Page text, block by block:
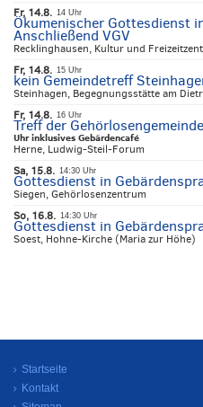
Fr, 14.8. 14 Uhr
Ökumenischer Gottesdienst
Anschließend VGV
Recklinghausen, Kultur und
Fr, 14.8. 15 Uhr
kein Gemeindetreff
Steinhagen, Begegnungsstätte am
Fr, 14.8. 16 Uhr
Treff der
Uhr inklusives Gebärdencafé
Herne, Ludwig-Steil-Forum
Sa, 15.8. 14:30 Uhr
Gottesdienst in
Siegen, Gehörlosenzentrum
So, 16.8. 14:30 Uhr
Gottesdienst in
Soest, Hohne-Kirche (Maria zur Höhe)
Startseite
Kontakt